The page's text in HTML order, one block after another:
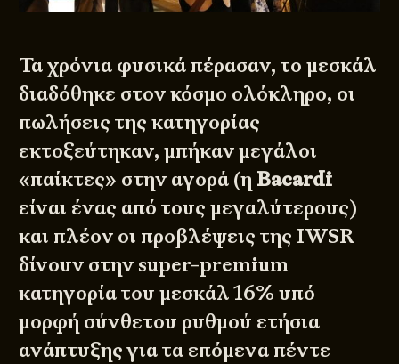
Τα χρόνια φυσικά πέρασαν, το μεσκάλ
διαδόθηκε στον κόσμο ολόκληρο, οι
πωλήσεις της κατηγορίας
εκτοξεύτηκαν, μπήκαν μεγάλοι
«παίκτες» στην αγορά (η Bacardi
είναι ένας από τους μεγαλύτερους)
και πλέον οι προβλέψεις της IWSR
δίνουν στην super-premium
κατηγορία του μεσκάλ 16% υπό
μορφή σύνθετου ρυθμού ετήσια
ανάπτυξης για τα επόμενα πέντε